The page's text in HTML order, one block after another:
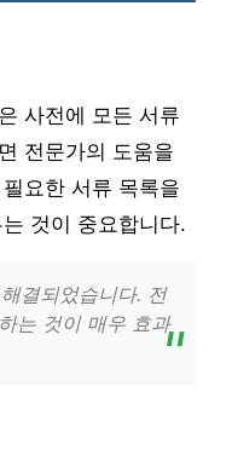
사전에 모든 서류
전문가의 도움을
요한 서류 목록을
것이 중요합니다.
결되었습니다. 전
는 것이 매우 효과